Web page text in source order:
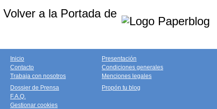
Volver a la Portada de
Inicio
Contacto
Trabaja con nosotros
Presentación
Condiciones generales
Menciones legales
Dossier de Prensa
F.A.Q.
Gestionar cookies
Propón tu blog